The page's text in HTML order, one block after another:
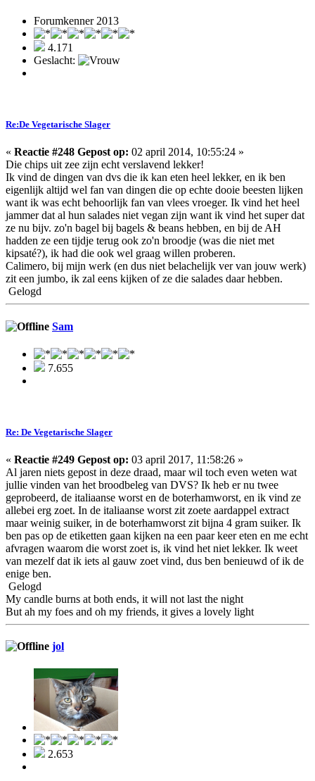
Forumkenner 2013
4.171
Geslacht:
Re:De Vegetarische Slager
« Reactie #248 Gepost op: 02 april 2014, 10:55:24 »
Die chips uit zee zijn echt verslavend lekker!
Ik vind de dingen van dvs die ik kan eten heel lekker, en ik ben
eigenlijk altijd wel fan van dingen die op echte dooie beesten lijken
want ik was echt behoorlijk fan van vlees vroeger. Ik vind het heel
jammer dat al hun salades niet vegan zijn want ik vind het super dat
ze nu bijv. zo'n bagel bij bagels & beans hebben, en bij de AH
hadden ze een tijdje terug ook zo'n broodje (was die niet met
kipsaté?), ik had die ook wel graag willen proberen.
Calimero, bij mijn werk (en dus niet belachelijk ver van jouw werk)
zit een jumbo, ik zal eens kijken of ze die salades daar hebben.
Gelogd
Sam
7.655
Re: De Vegetarische Slager
« Reactie #249 Gepost op: 03 april 2017, 11:58:26 »
Al jaren niets gepost in deze draad, maar wil toch even weten wat
jullie vinden van het broodbeleg van DVS? Ik heb er nu twee
geprobeerd, de italiaanse worst en de boterhamworst, en ik vind ze
allebei erg zoet. In de italiaanse worst zit zoete aardappel extract
maar weinig suiker, in de boterhamworst zit bijna 4 gram suiker. Ik
ben pas op de etiketten gaan kijken na een paar keer eten en me echt
afvragen waarom die worst zoet is, ik vind het niet lekker. Ik weet
van mezelf dat ik iets al gauw zoet vind, dus ben benieuwd of ik de
enige ben.
Gelogd
My candle burns at both ends, it will not last the night
But ah my foes and oh my friends, it gives a lovely light
jol
2.653